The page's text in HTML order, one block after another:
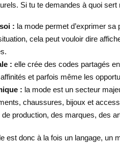
Si tu te demandes à quoi
: la mode permet d’exprimer
cela peut vouloir dire
: elle crée des codes partagés
et parfois même les
: la mode est un secteur
chaussures, bijoux et
production, des marques, des
est donc à la fois un langage, un